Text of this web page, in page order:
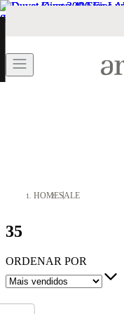
HOMESALE
35
ORDENAR POR